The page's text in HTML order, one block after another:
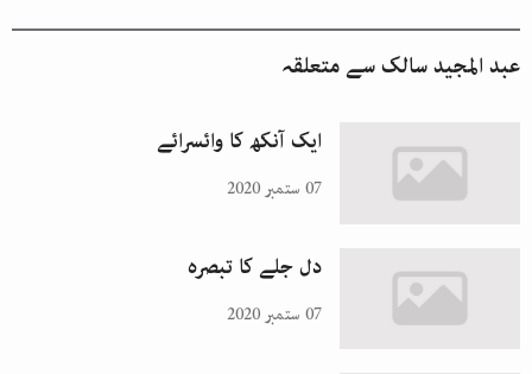
عبد المجید سالکسے متعلقہ
ایک آنکھ کا وائسرائے
07 ستمبر 2020
دل جلے کا تبصرہ
07 ستمبر 2020